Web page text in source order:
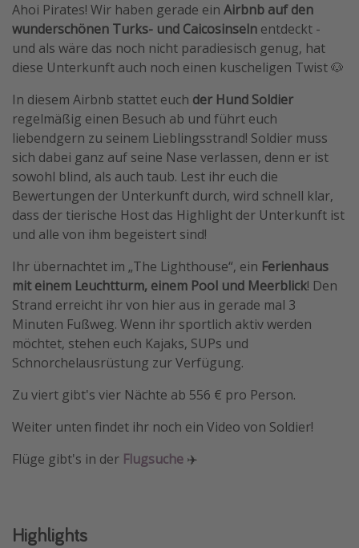
Ahoi Pirates! Wir haben gerade ein Airbnb auf den
wunderschönen Turks- und Caicosinseln entdeckt -
und als wäre das noch nicht paradiesisch genug, hat
diese Unterkunft auch noch einen kuscheligen Twist 🐶
In diesem Airbnb stattet euch der Hund Soldier
regelmäßig einen Besuch ab und führt euch
liebendgern zu seinem Lieblingsstrand! Soldier muss
sich dabei ganz auf seine Nase verlassen, denn er ist
sowohl blind, als auch taub. Lest ihr euch die
Bewertungen der Unterkunft durch, wird schnell klar,
dass der tierische Host das Highlight der Unterkunft ist
und alle von ihm begeistert sind!
Ihr übernachtet im „The Lighthouse“, ein Ferienhaus
mit einem Leuchtturm, einem Pool und Meerblick! Den
Strand erreicht ihr von hier aus in gerade mal 3
Minuten Fußweg. Wenn ihr sportlich aktiv werden
möchtet, stehen euch Kajaks, SUPs und
Schnorchelausrüstung zur Verfügung.
Zu viert gibt's vier Nächte ab 556 € pro Person.
Weiter unten findet ihr noch ein Video von Soldier!
Flüge gibt's in der Flugsuche ✈️
Highlights